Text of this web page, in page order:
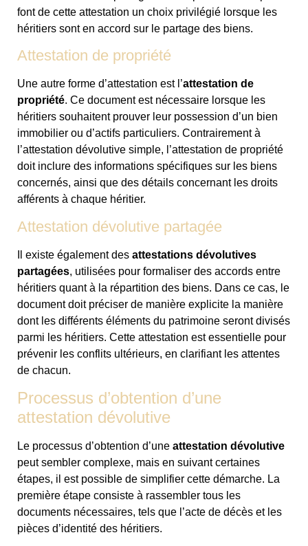
font de cette attestation un choix privilégié lorsque les
héritiers sont en accord sur le partage des biens.
Attestation de propriété
Une autre forme d’attestation est l’attestation de
propriété. Ce document est nécessaire lorsque les
héritiers souhaitent prouver leur possession d’un bien
immobilier ou d’actifs particuliers. Contrairement à
l’attestation dévolutive simple, l’attestation de propriété
doit inclure des informations spécifiques sur les biens
concernés, ainsi que des détails concernant les droits
afférents à chaque héritier.
Attestation dévolutive partagée
Il existe également des attestations dévolutives
partagées, utilisées pour formaliser des accords entre
héritiers quant à la répartition des biens. Dans ce cas, le
document doit préciser de manière explicite la manière
dont les différents éléments du patrimoine seront divisés
parmi les héritiers. Cette attestation est essentielle pour
prévenir les conflits ultérieurs, en clarifiant les attentes
de chacun.
Processus d’obtention d’une
attestation dévolutive
Le processus d’obtention d’une attestation dévolutive
peut sembler complexe, mais en suivant certaines
étapes, il est possible de simplifier cette démarche. La
première étape consiste à rassembler tous les
documents nécessaires, tels que l’acte de décès et les
pièces d’identité des héritiers.